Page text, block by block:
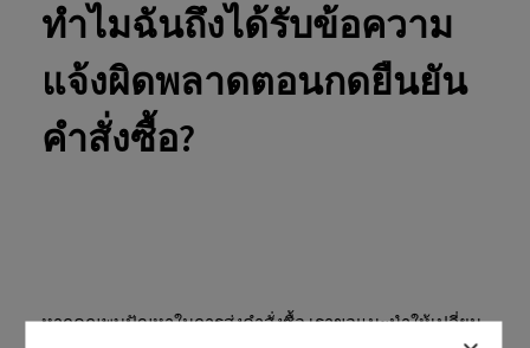
ทำไมฉันถึงได้รับข้อความ
แจ้งผิดพลาดตอนกดยืนยัน
คำสั่งซื้อ?
หากคุณพบปัญหาในการส่งคำสั่งซื้อ เราขอแนะนำให้เปลี่ยน